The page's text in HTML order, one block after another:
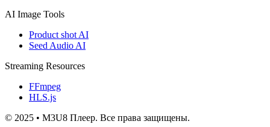
AI Image Tools
Product shot AI
Seed Audio AI
Streaming Resources
FFmpeg
HLS.js
© 2025 • M3U8 Плеер. Все права защищены.